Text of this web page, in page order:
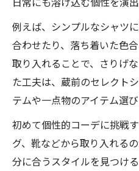
例えば、シンプルなシャツ
合わせたり、落ち着いた色
取り入れることで、さりげ
た工夫は、蔵前のセレクト
テムや一点物のアイテム選び
初めて個性的コーデに挑戦
グ、靴などから取り入れる
分に合うスタイルを見つけ